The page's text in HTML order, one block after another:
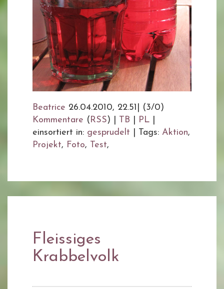
Beatrice 26.04.2010, 22.51
(3/0)
Kommentare ( RSS) | TB PL
einsortiert in: gesprudelt Tags: Aktion,
Projekt, Foto, Test,
Fleissiges
Krabbelvolk